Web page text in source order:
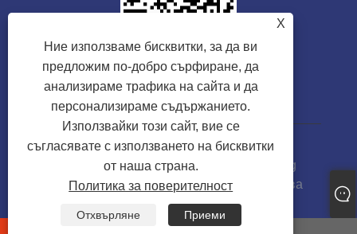
Copyright © 2022 Zhejiang Suote Sewing
Machine Mechanism Co., Ltd Всички права
запазени
Sitemap RSS
X
Ние използваме бисквитки, за да ви
предложим по-добро сърфиране, да
анализираме трафика на сайта и да
персонализираме съдържанието.
Използвайки този сайт, вие се
съгласявате с използването на бисквитки
от наша страна.
Политика за поверителност
Отхвърляне Приеми